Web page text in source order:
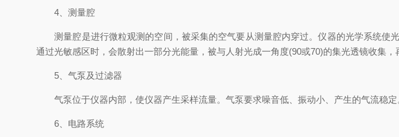
4、测量腔
测量腔是进行微粒观测的空间，被采集的空气要从测量腔内穿过。仪器的光学系统使
通过光敏感区时，会散射出一部分光能量，被与人射光成一角度(90或70)的集光透镜收集，
5、气泵及过滤器
气泵位于仪器内部，使仪器产生采样流量。气泵要求噪音低、振动小、产生的气流稳定
6、电路系统